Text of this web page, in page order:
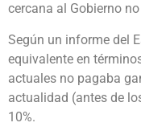
cercana al Gobierno
Según un informe del
equivalente en
actuales no pagaba
actualidad (antes de
10%.